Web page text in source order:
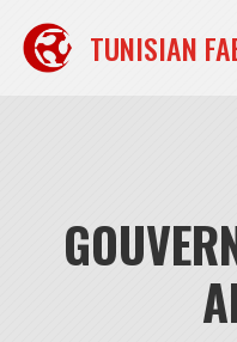
contenu
TUNISIAN